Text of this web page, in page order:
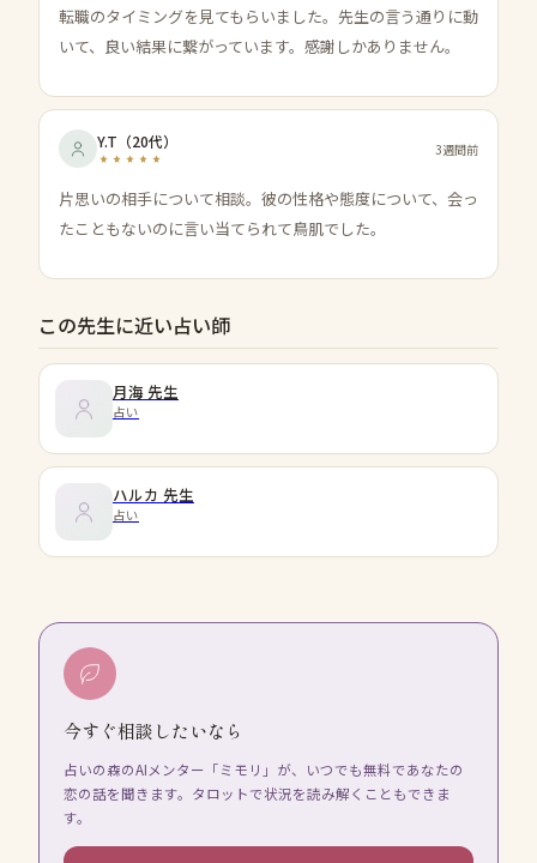
転職のタイミングを見てもらいました。先生の言う通りに動
いて、良い結果に繋がっています。感謝しかありません。
Y.T （20代） 3週間前
片思いの相手について相談。彼の性格や態度について、会っ
たこともないのに言い当てられて鳥肌でした。
この先生に近い占い師
月海 先生
占い
ハルカ 先生
占い
今すぐ相談したいなら
占いの森のAIメンター「ミモリ」が、いつでも無料であなたの
恋の話を聞きます。タロットで状況を読み解くこともできま
す。